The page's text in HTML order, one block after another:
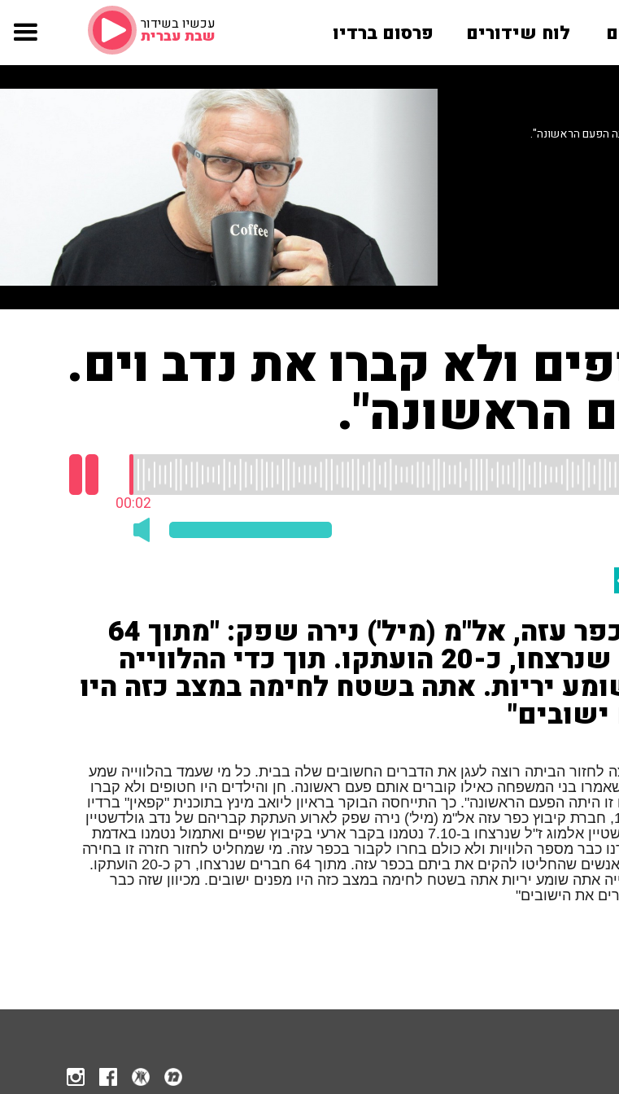
לוח שידורים פרסום ברדיו עכשיו בשידור
שבת עברית
הפעם הראשונה".
ולא קברו את נדב וים.
הראשונה".
00:03
חברת כפר עזה, אל"מ (מיל') נירה שפק: "מתוך 64
חברים שנרצחו, כ-20 הועתקו. תוך כדי ההלווייה
יריות. אתה בשטח לחימה במצב כזה היו
לחזור הביתה רוצה לעגן את הדברים החשובים שלה בבית.כל מי שעמד בהלווייה שמע
בני המשפחה כאילו קוברים אותם פעם ראשונה. חן והילדים היו חטופים ולא קברו
היתה הפעם הראשונה". כך התייחסה הבוקר בראיון ליואב מינץ בתוכנית "קפאין" ברדיו
צפון 104.5fm, חברת קיבוץ כפר עזה אל"מ (מיל') נירה שפק לארוע העתקת קבריהם של נדב גולדשטיין
ובתו ים גולדשטיין אלמוג ז"ל שנרצחו ב-7.10 נטמנו בקבר ארעי בקיבוץ שפיים ואתמול נטמנו באדמת
כבר מספר הלוויות ולא כולם בחרו לקבור בכפר עזה. מי שמחליט לחזור חזרה זו בחירה
מושכלת של אנשים שהחליטו להקים את ביתם בכפר עזה. מתוך 64 חברים שנרצחו, רק כ-20 הועתקו.
אתה שומע יריות אתה בשטח לחימה במצב כזה היו מפנים ישובים. מכיוון שזה כבר
את הישובים"